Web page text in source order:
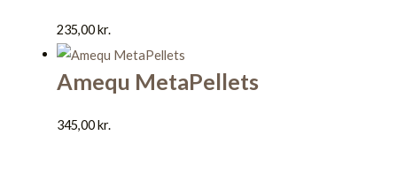
235,00kr.
Amequ MetaPellets
345,00kr.